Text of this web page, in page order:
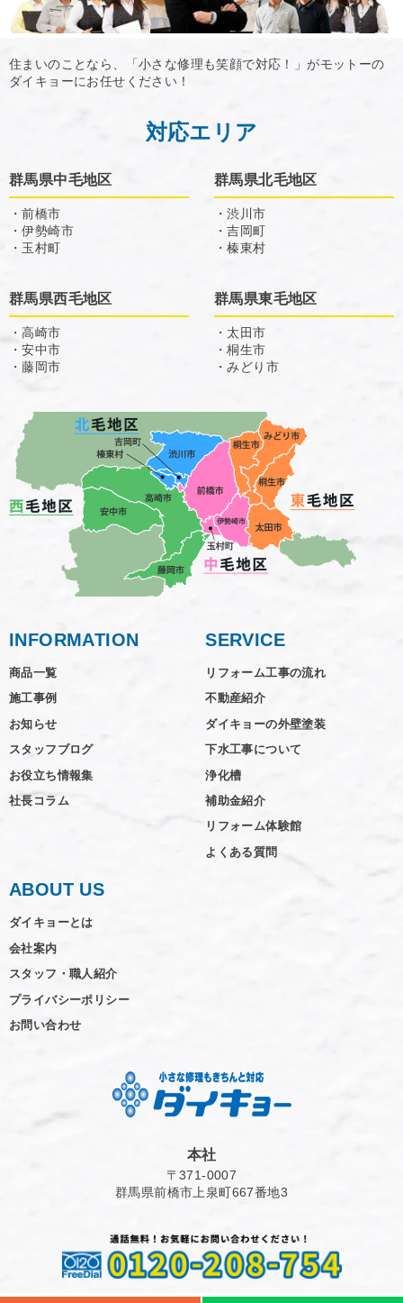
住まいのことなら、「小さな修理も笑顔で対応！」がモットーの
ダイキョーにお任せください！
対応エリア
群馬県中毛地区
・前橋市
・伊勢崎市
・玉村町
群馬県北毛地区
・渋川市
・吉岡町
・榛東村
群馬県西毛地区
・高崎市
・安中市
・藤岡市
群馬県東毛地区
・太田市
・桐生市
・みどり市
INFORMATION
商品一覧
施工事例
お知らせ
スタッフブログ
お役立ち情報集
社長コラム
SERVICE
リフォーム工事の流れ
不動産紹介
ダイキョーの外壁塗装
下水工事について
浄化槽
補助金紹介
リフォーム体験館
よくある質問
ABOUT US
ダイキョーとは
会社案内
スタッフ・職人紹介
プライバシーポリシー
お問い合わせ
本社
〒371-0007
群馬県前橋市上泉町667番地3